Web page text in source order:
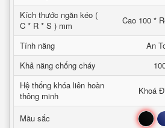
Kích thước ngăn kéo (
C * R * S ) mm
Cao 100 *
Tính năng
An
Khả năng chống cháy
Hệ thống khóa liên hoàn
thông minh
Khoá
Mầu sắc Đen